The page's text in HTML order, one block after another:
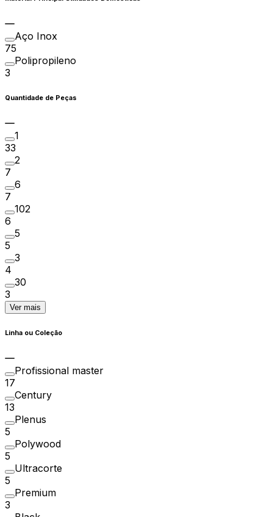
Aço Inox
75
Polipropileno
3
Quantidade de Peças
1
33
2
7
6
7
102
6
5
5
3
4
30
3
Ver mais
Linha ou Coleção
Profissional master
17
Century
13
Plenus
5
Polywood
5
Ultracorte
5
Premium
3